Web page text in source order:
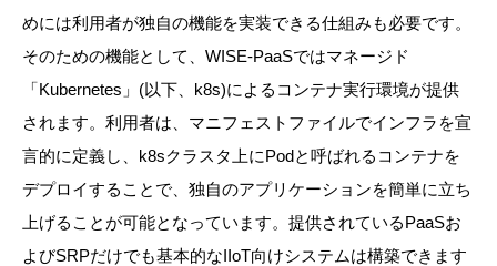
めには利用者が独自の機能を実装できる仕組みも必要です。
そのための機能として、WISE-PaaSではマネージド
「Kubernetes」(以下、k8s)によるコンテナ実行環境が提供
されます。利用者は、 マニフェストファイルでインフラを宣
言的に定義し
、k8sクラスタ上にPodと呼ばれるコンテナを
デプロイすることで、独自のアプリケーションを簡単に立ち
上げることが可能となっています。提供されているPaaSお
よびSRPだけでも基本的なIIoT向けシステムは構築できます